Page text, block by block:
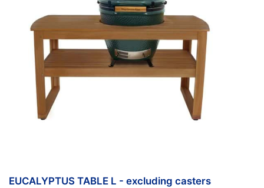
EUCALYPTUS TABLE L - excluding casters